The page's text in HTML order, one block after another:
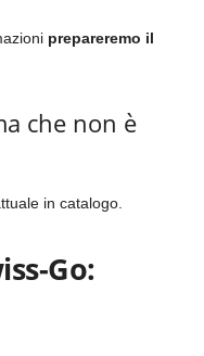
prepareremo il
che non è
in catalogo.
Go: